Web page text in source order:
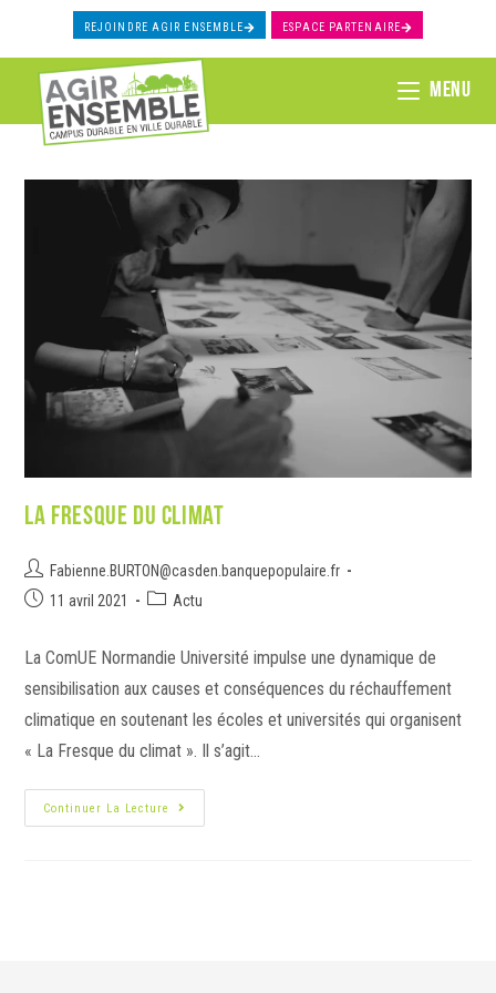
REJOINDRE AGIR ENSEMBLE ESPACE PARTENAIRE
MENU
La Fresque du climat
Fabienne.BURTON@casden.banquepopulaire.fr
11 avril 2021
Actu
La ComUE Normandie Université impulse une dynamique de
sensibilisation aux causes et conséquences du réchauffement
climatique en soutenant les écoles et universités qui organisent
« La Fresque du climat ». Il s’agit…
Continuer La Lecture